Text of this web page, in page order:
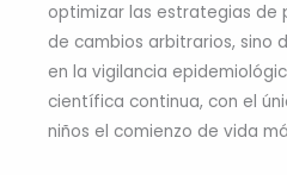
optimizar las estrategias de
de cambios arbitrarios, sino
en la vigilancia
científica continua, con el
niños el comienzo de vida